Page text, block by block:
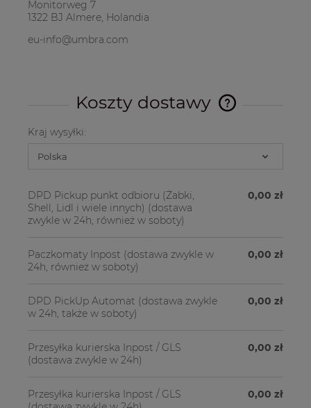
Monitorweg 7
1322 BJ Almere, Holandia
eu-info@umbra.com
Koszty dostawy
Cena nie
Kraj wysyłki:
DPD Pickup punkt odbioru (Żabki,
Shell, Lidl i wiele innych) (dostawa
zwykle w 24h, również w soboty)
0,00 zł
Paczkomaty Inpost (dostawa zwykle w
24h, również w soboty)
0,00 zł
DPD PickUp Automat (dostawa zwykle
w 24h, także w soboty)
0,00 zł
Przesyłka kurierska Inpost / GLS
(dostawa zwykle w 24h)
0,00 zł
Przesyłka kurierska Inpost / GLS
0,00 zł